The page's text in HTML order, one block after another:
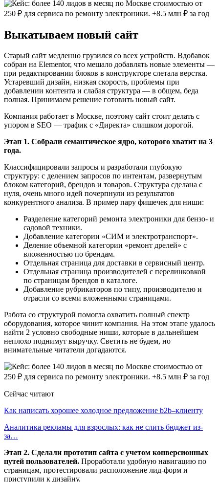
Выкатываем новый сайт
Старый сайт медленно грузился со всех устройств. Вдобавок
собран на Elementor, что мешало добавлять новые элементы —
при редактировании блоков в конструкторе слетала верстка.
Устаревший дизайн, низкая скорость, проблемы при
добавлении контента и слабая структура — в общем, беда
полная. Принимаем решение готовить новый сайт.
Компания работает в Москве, поэтому сайт стоит делать с
упором в SEO — трафик с «Директа» слишком дорогой.
Этап 1. Собрали семантическое ядро, которого хватит на 3
года.
Классифицировали запросы и разработали глубокую
структуру: с делением запросов по интентам, развернутым
блоком категорий, брендов и товаров. Структура сделана с
нуля, очень много идей почерпнули из результатов
конкурентного анализа. В пример пару фишечек для ниши:
Разделение категорий ремонта электроники для бензо- и
садовой техники.
Добавление категории «СИМ и электротранспорт».
Деление объемной категории «ремонт дрелей» с
вложенностью по брендам.
Отдельная страница для доставки в сервисный центр.
Отдельная страница производителей с перелинковкой
по страницам брендов в каталоге.
Добавление рубрикаторов по типу, производителю и
отрасли со всеми вложенными страницами.
Работа со структурой помогла охватить полный спектр
оборудования, которое чинит компания. На этом этапе удалось
найти 2 условно свободные ниши, которые в дальнейшем
неплохо поднимут выручку. Светить не будем, но
внимательные читатели догадаются.
Сейчас читают
Как написать хорошее холодное предложение b2b–клиенту
Аналитика рекламы для взрослых: как не слить бюджет из-
за…
Этап 2. Сделали прототип сайта с учетом конверсионных
путей пользователей. Проработали удобную навигацию по
страницам, протестировали расположение лид-форм и
приступили к дизайну.